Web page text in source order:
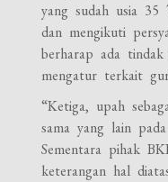
yang sudah usia
dan mengikuti
berharap ada
mengatur terkait
“Ketiga, upah
sama yang lain
Sementara pihak
keterangan hal